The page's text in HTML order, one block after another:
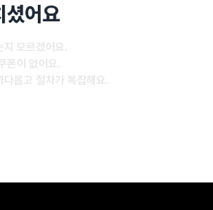
어요
지 모르겠어요.
폰이 없어요.
다롭고 절차가 복잡해요.